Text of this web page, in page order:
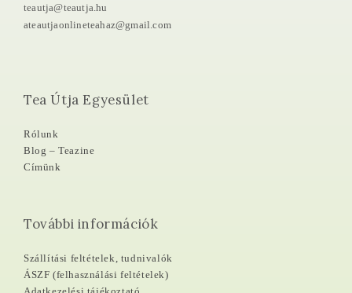
teautja@teautja.hu
ateautjaonlineteahaz@gmail.com
Tea Útja Egyesület
Rólunk
Blog – Teazine
Címünk
További információk
Szállítási feltételek, tudnivalók
ÁSZF (felhasználási feltételek)